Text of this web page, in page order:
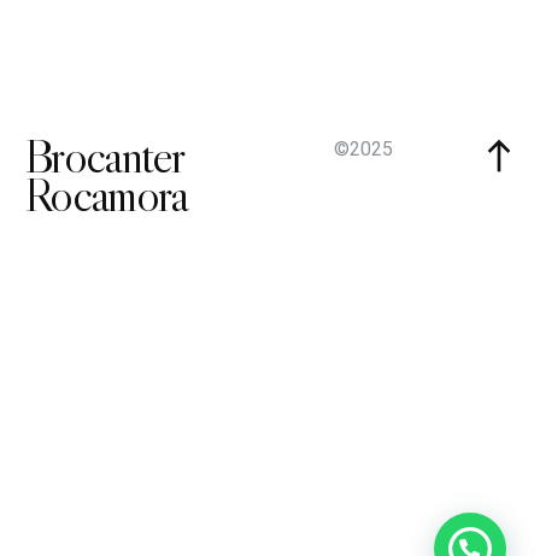
Brocanter
Rocamora
©2025